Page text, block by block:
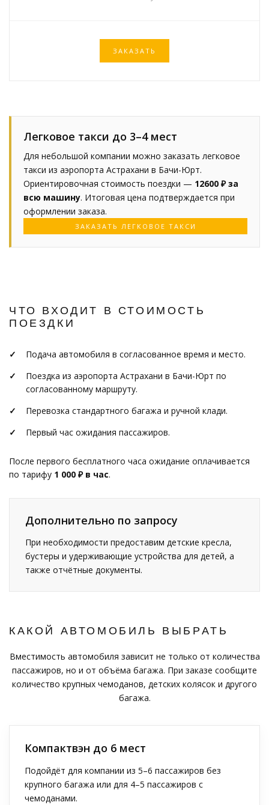
ЗАКАЗАТЬ
Легковое такси до 3–4 мест
Для небольшой компании можно заказать легковое
такси из аэропорта Астрахани в Бачи-Юрт.
Ориентировочная стоимость поездки — 12600 ₽ за
всю машину. Итоговая цена подтверждается при
оформлении заказа.
ЗАКАЗАТЬ ЛЕГКОВОЕ ТАКСИ
ЧТО ВХОДИТ В СТОИМОСТЬ
ПОЕЗДКИ
Подача автомобиля в согласованное время и место.
Поездка из аэропорта Астрахани в Бачи-Юрт по
согласованному маршруту.
Перевозка стандартного багажа и ручной клади.
Первый час ожидания пассажиров.
После первого бесплатного часа ожидание оплачивается
по тарифу 1 000 ₽ в час.
Дополнительно по запросу
При необходимости предоставим детские кресла,
бустеры и удерживающие устройства для детей, а
также отчётные документы.
КАКОЙ АВТОМОБИЛЬ ВЫБРАТЬ
Вместимость автомобиля зависит не только от количества
пассажиров, но и от объёма багажа. При заказе сообщите
количество крупных чемоданов, детских колясок и другого
багажа.
Компактвэн до 6 мест
Подойдёт для компании из 5–6 пассажиров без
крупного багажа или для 4–5 пассажиров с
чемоданами.